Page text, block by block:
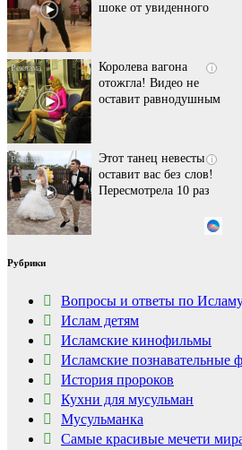
шоке от увиденного
i
Королева вагона
отожгла! Видео не
оставит равнодушным
i
Этот танец невесты
оставит вас без слов!
Пересмотрела 10 раз
i
Ролик из Омска: вы
будете смеяться долго
Рубрики
Вопросы и ответы по
Ислам детям
Исламские кинофильмы
Исламские познавательные
История пророков
Кухни для мусульман
Мусульманка
Самые красивые мечети